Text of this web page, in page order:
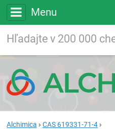
Menu
Vyhľadávanie
Alchimica
CAS 619331-71-4